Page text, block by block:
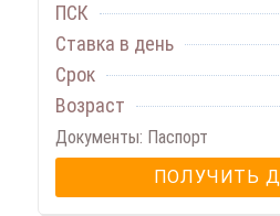
ПСК
Ставка в день
Срок
Возраст
Документы: Паспорт
ПОЛУЧИТЬ